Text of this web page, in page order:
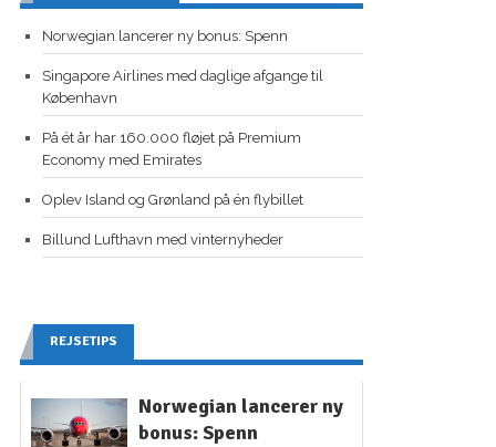
Norwegian lancerer ny bonus: Spenn
Singapore Airlines med daglige afgange til
København
På ét år har 160.000 fløjet på Premium
Economy med Emirates
Oplev Island og Grønland på én flybillet
Billund Lufthavn med vinternyheder
REJSETIPS
Norwegian lancerer ny
bonus: Spenn